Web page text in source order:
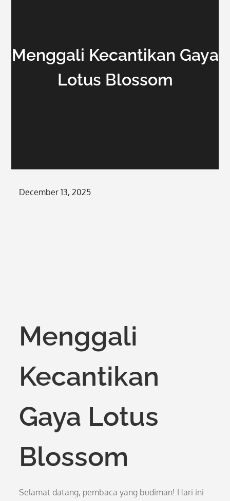
Menggali Kecantikan Gaya
Lotus Blossom
Posted
December 13, 2025
Menggali
Kecantikan
Gaya Lotus
Blossom
Selamat datang, pembaca yang budiman! Hari ini